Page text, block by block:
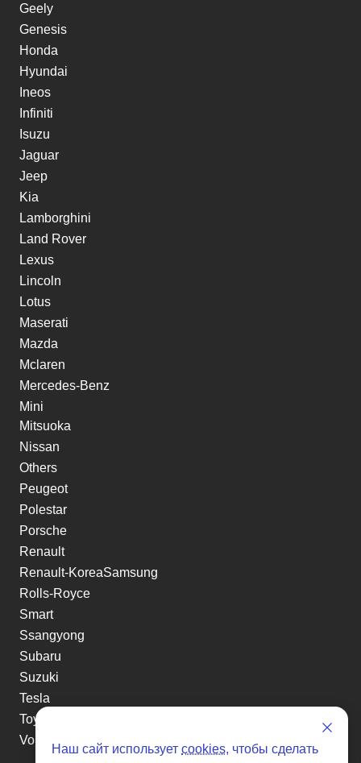
Geely
Genesis
Honda
Hyundai
Ineos
Infiniti
Isuzu
Jaguar
Jeep
Kia
Lamborghini
Land Rover
Lexus
Lincoln
Lotus
Maserati
Mazda
Mclaren
Mercedes-Benz
Mini
Mitsuoka
Nissan
Others
Peugeot
Polestar
Porsche
Renault
Renault-KoreaSamsung
Rolls-Royce
Smart
Ssangyong
Subaru
Suzuki
Tesla
Toyota
Volkswagen
Наш сайт использует cookies, чтобы сделать